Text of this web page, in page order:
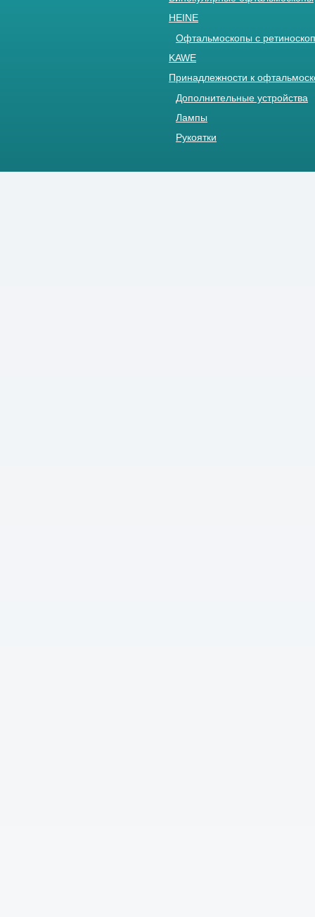
HEINE
Офтальмоскопы с
KAWE
Принадлежности к
Дополнительные устройства
Лампы
Рукоятки